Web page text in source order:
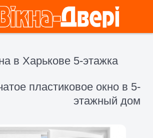
в Харькове 5-этажка
пластиковое окно в 5-
этажный дом